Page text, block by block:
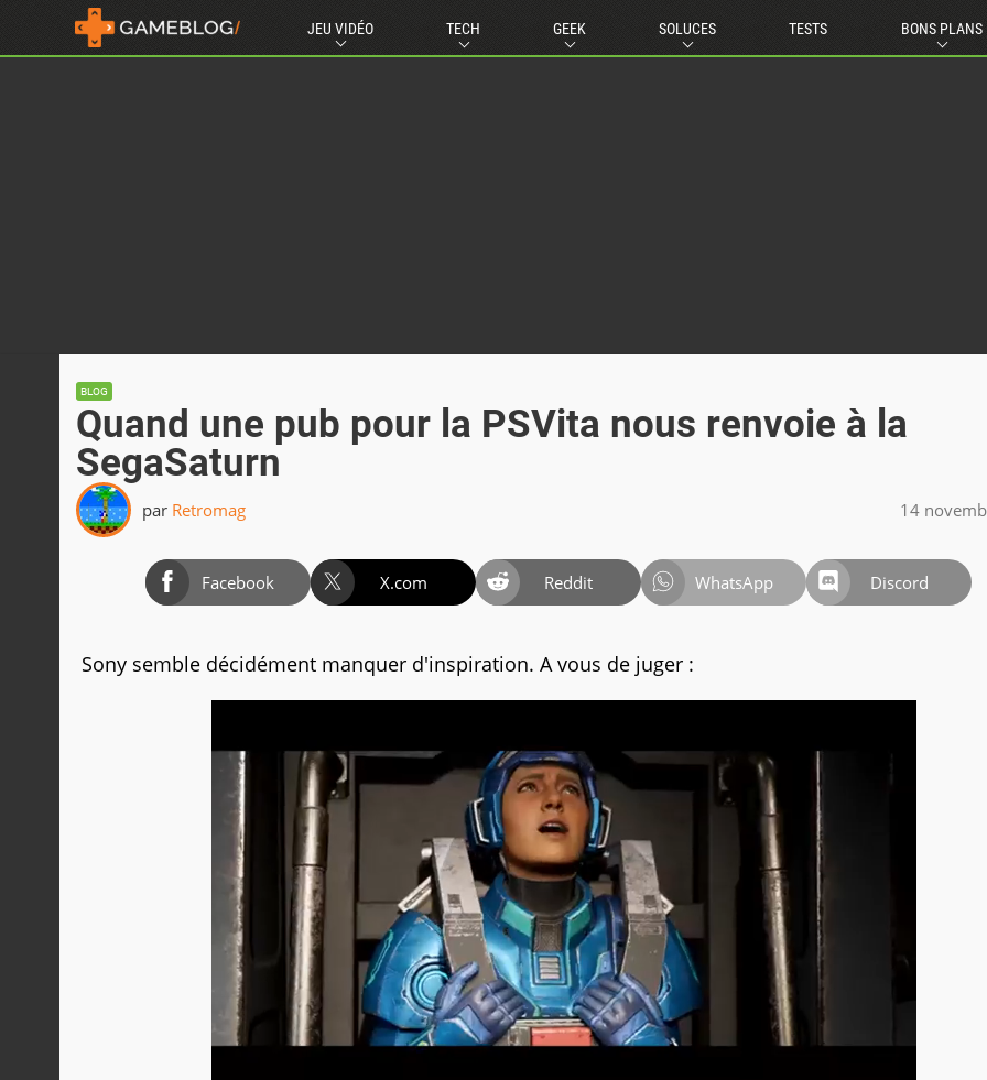
JEU VIDÉO TECH GEEK SOLUCES TESTS BONS PLANS
BLOG
Quand une pub pour la PSVita nous renvoie à la
SegaSaturn
par Retromag 14
Facebook X.com Reddit WhatsApp Discord
Sony semble décidément manquer d'inspiration. A vous de juger :